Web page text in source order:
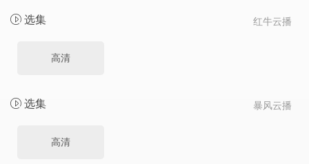
红牛云播
选集
高清
暴风云播
选集
高清